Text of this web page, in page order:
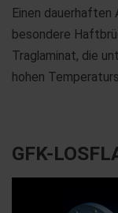
Einen dauerhaften
besondere
Traglaminat, die
hohen
GFK-